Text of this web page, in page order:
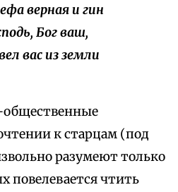
верная и гин
Бог ваш,
вас из земли
общественные
к старцам (под
разумеют только
повелевается чтить